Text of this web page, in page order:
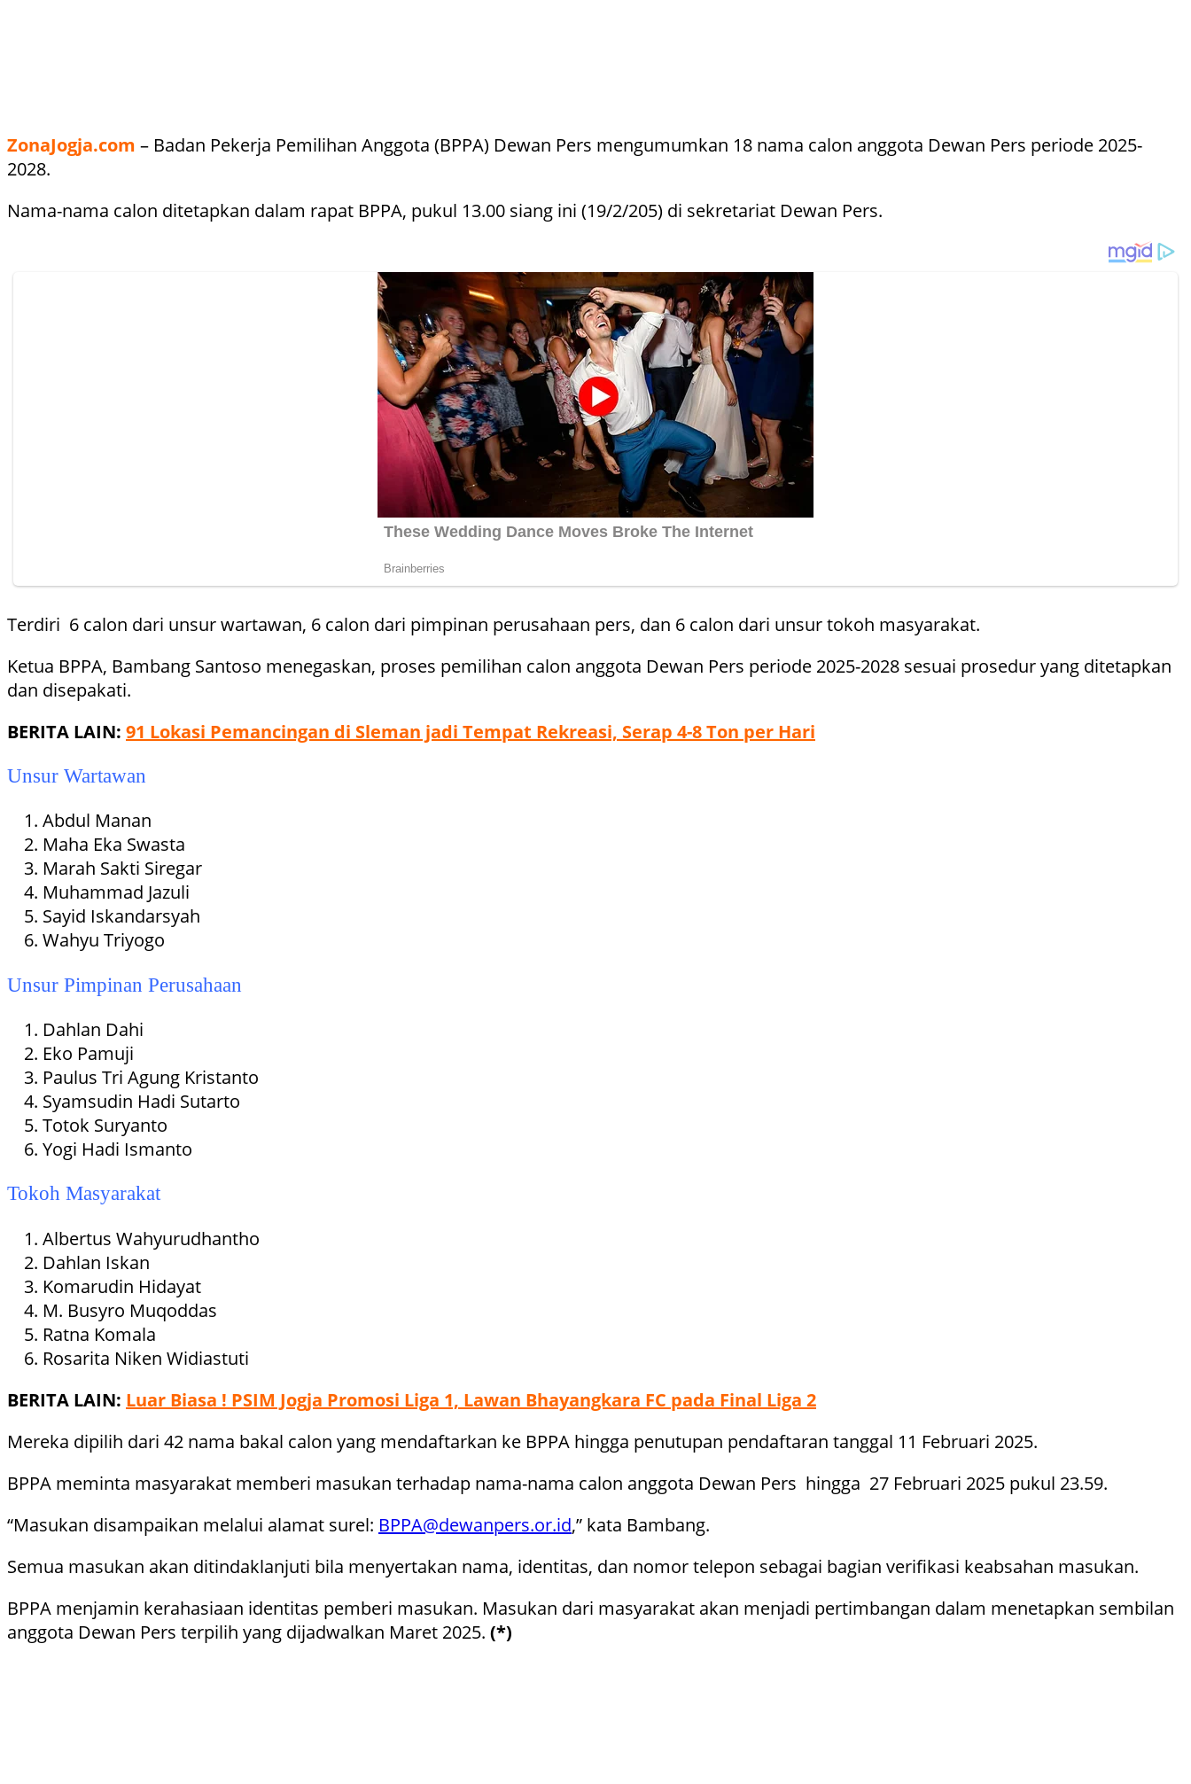
ZonaJogja.com – Badan Pekerja Pemilihan Anggota (BPPA) Dewan Pers mengumumkan 18 nama calon anggota Dewan Pers periode 2025-
2028.
Nama-nama calon ditetapkan dalam rapat BPPA, pukul 13.00 siang ini (19/2/205) di sekretariat Dewan Pers.
Terdiri 6 calon dari unsur wartawan, 6 calon dari pimpinan perusahaan pers, dan 6 calon dari unsur tokoh masyarakat.
Ketua BPPA, Bambang Santoso menegaskan, proses pemilihan calon anggota Dewan Pers periode 2025-2028 sesuai prosedur yang ditetapkan
dan disepakati.
BERITA LAIN: 91 Lokasi Pemancingan di Sleman jadi Tempat Rekreasi, Serap 4-8 Ton per Hari
Unsur Wartawan
Abdul Manan
Maha Eka Swasta
Marah Sakti Siregar
Muhammad Jazuli
Sayid Iskandarsyah
Wahyu Triyogo
Unsur Pimpinan Perusahaan
Dahlan Dahi
Eko Pamuji
Paulus Tri Agung Kristanto
Syamsudin Hadi Sutarto
Totok Suryanto
Yogi Hadi Ismanto
Tokoh Masyarakat
Albertus Wahyurudhantho
Dahlan Iskan
Komarudin Hidayat
M. Busyro Muqoddas
Ratna Komala
Rosarita Niken Widiastuti
BERITA LAIN: Luar Biasa ! PSIM Jogja Promosi Liga 1, Lawan Bhayangkara FC pada Final Liga 2
Mereka dipilih dari 42 nama bakal calon yang mendaftarkan ke BPPA hingga penutupan pendaftaran tanggal 11 Februari 2025.
BPPA meminta masyarakat memberi masukan terhadap nama-nama calon anggota Dewan Pers hingga 27 Februari 2025 pukul 23.59.
“Masukan disampaikan melalui alamat surel: BPPA@dewanpers.or.id,” kata Bambang.
Semua masukan akan ditindaklanjuti bila menyertakan nama, identitas, dan nomor telepon sebagai bagian verifikasi keabsahan masukan.
BPPA menjamin kerahasiaan identitas pemberi masukan. Masukan dari masyarakat akan menjadi pertimbangan dalam menetapkan sembilan
anggota Dewan Pers terpilih yang dijadwalkan Maret 2025. (*)